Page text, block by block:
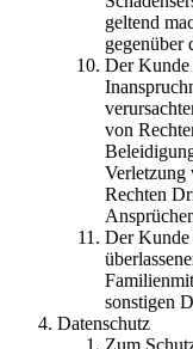
geltend
gegenüber
Der Kunde
von
Verletzung
Rechten
Der Kunde
sonstigen
Datenschutz
Zum